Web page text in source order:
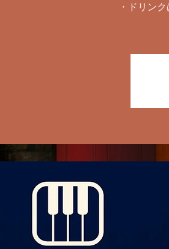
・ドリン